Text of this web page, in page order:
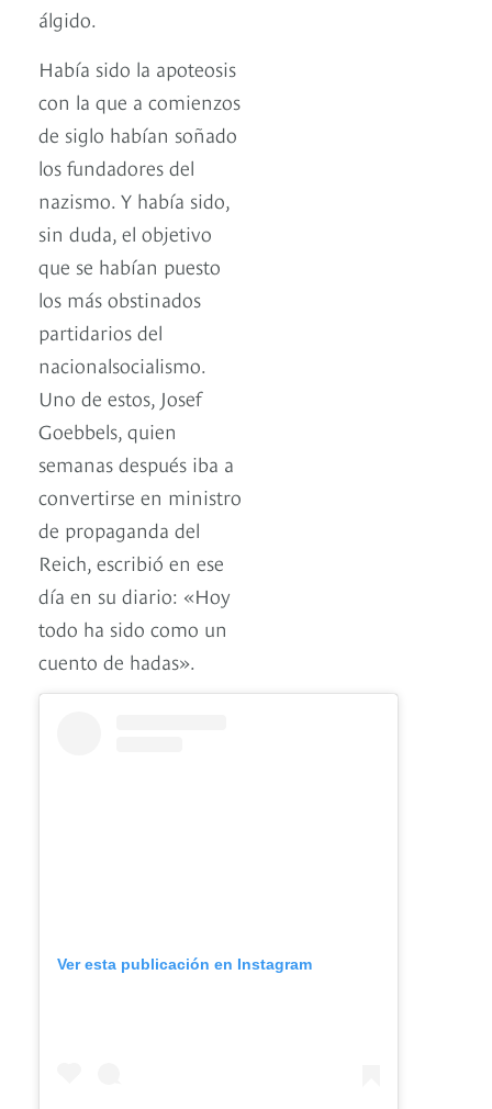
álgido.
Había sido la apoteosis
con la que a comienzos
de siglo habían soñado
los fundadores del
nazismo. Y había sido,
sin duda, el objetivo
que se habían puesto
los más obstinados
partidarios del
nacionalsocialismo.
Uno de estos, Josef
Goebbels, quien
semanas después iba a
convertirse en ministro
de propaganda del
Reich, escribió en ese
día en su diario: «Hoy
todo ha sido como un
cuento de hadas».
Ver esta publicación en Instagram